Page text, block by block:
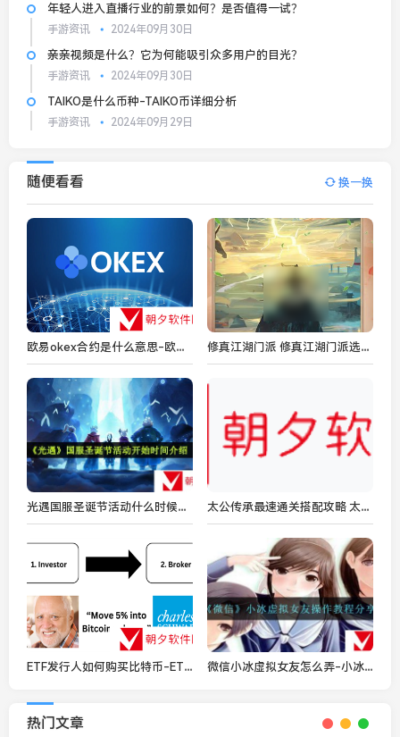
年轻人进入直播行业的前景如何？是否值得一试？
手游资讯 2024年09月30日
亲亲视频是什么？它为何能吸引众多用户的目光？
手游资讯 2024年09月30日
TAIKO是什么币种-TAIKO币详细分析
手游资讯 2024年09月29日
随便看看 换一换
欧易okex合约是什么意思-欧易okex合约介绍 修真江湖门派 修真江湖门派选择介绍
光遇国服圣诞节活动什么时候开始-国服圣诞节活动开始时间介绍 太公传承最速通关搭配攻略 太公传承内容推荐
ETF发行人如何购买比特币-ETF发行人购买比特币分享 微信小冰虚拟女友怎么弄-小冰虚拟女友操作教程分享
热门文章